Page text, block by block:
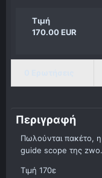
Τιμή
170.00 EUR
Περιγραφή
Πωλούνται πακέτο,
guide scope της zwo.
Τιμή 170ε